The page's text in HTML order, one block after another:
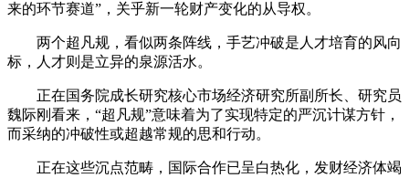
来的环节赛道”，关乎新一轮财产变化的从导权。
两个超凡规，看似两条阵线，手艺冲破是人才培育的风向
标，人才则是立异的泉源活水。
正在国务院成长研究核心市场经济研究所副所长、研究员
魏际刚看来，“超凡规”意味着为了实现特定的严沉计谋方针，
而采纳的冲破性或超越常规的思和行动。
正在这些沉点范畴，国际合作已呈白热化，发财经济体竭